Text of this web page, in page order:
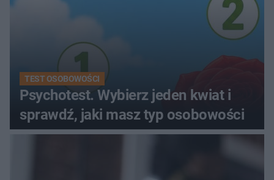
TEST OSOBOWOŚCI
Psychotest. Wybierz jeden kwiat i
sprawdź, jaki masz typ osobowości